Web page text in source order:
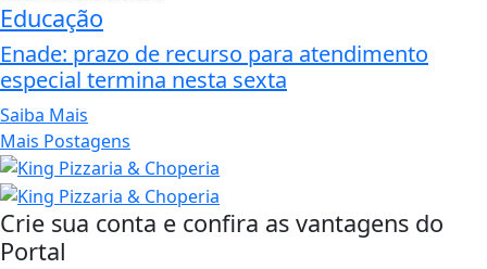
Educação
Enade: prazo de recurso para atendimento
especial termina nesta sexta
Saiba Mais
Mais Postagens
Crie sua conta e confira as vantagens do
Portal